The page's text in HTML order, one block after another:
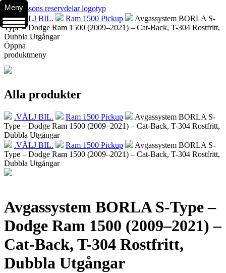
.VÄLJ BIL. Ram 1500 Pickup
Avgassystem BORLA S-
Type – Dodge Ram 1500 (2009–2021) – Cat-Back, T-304 Rostfritt,
Dubbla Utgångar
Öppna
produktmeny
Alla produkter
.VÄLJ BIL. Ram 1500 Pickup
Avgassystem BORLA S-
Type – Dodge Ram 1500 (2009–2021) – Cat-Back, T-304 Rostfritt,
Dubbla Utgångar
.VÄLJ BIL.
Ram 1500 Pickup
Avgassystem BORLA S-
Type – Dodge Ram 1500 (2009–2021) – Cat-Back, T-304 Rostfritt,
Dubbla Utgångar
Avgassystem BORLA S-Type –
Dodge Ram 1500 (2009–2021) –
Cat-Back, T-304 Rostfritt,
Dubbla Utgångar
Meny